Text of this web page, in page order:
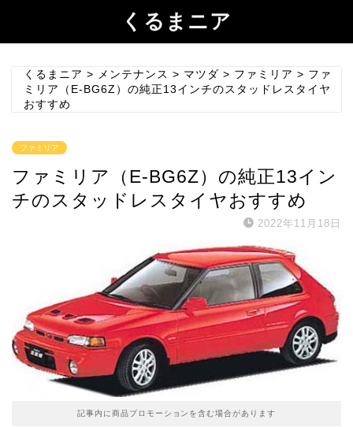
くるまニア
くるまニア > メンテナンス > マツダ > ファミリア > ファ
ミリア（E-BG6Z）の純正13インチのスタッドレスタイヤ
おすすめ
ファミリア
ファミリア（E-BG6Z）の純正13イン
チのスタッドレスタイヤおすすめ
2022年11月18日
記事内に商品プロモーションを含む場合があります